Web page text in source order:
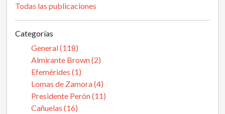
Todas las publicaciones
Categorías
General (118)
Almirante Brown (2)
Efemérides (1)
Lomas de Zamora (4)
Presidente Perón (11)
Cañuelas (16)